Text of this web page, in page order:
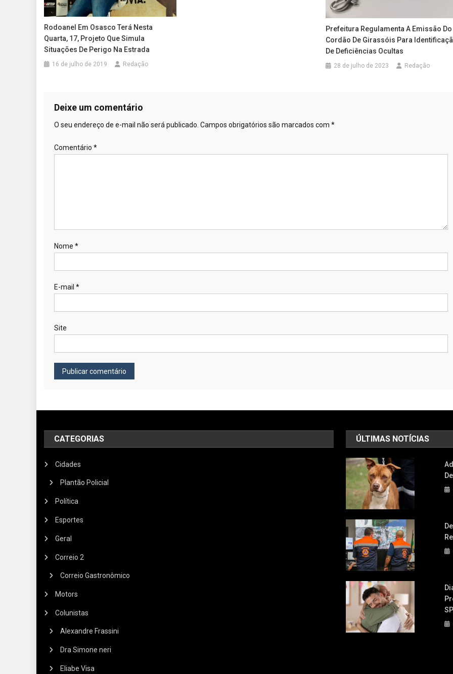
Rodoanel Em Osasco Terá Nesta
Quarta, 17, Projeto Que Simula
Situações De Perigo Na Estrada
16 de julho de 2019 Redação
Prefeitura Regulamenta A Emissão Do
Cordão De Girassóis Para
De Deficiências Ocultas
28 de julho de 2023 Redação
Deixe um comentário
O seu endereço de e-mail não será publicado. Campos obrigatórios são marcados com *
Comentário *
Nome *
E-mail *
Site
CATEGORIAS
Cidades
Plantão Policial
Política
Esportes
Geral
Correio 2
Correio Gastronômico
Motors
Colunistas
Alexandre Frassini
Dra Simone neri
Eliabe Visa
ÚLTIMAS NOTÍCIAS
SP